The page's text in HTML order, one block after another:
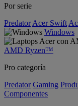
Por serie
Predator Acer Swift
Windows
AMD Ryzen™
Pro categoría
Predator Gaming
Componentes